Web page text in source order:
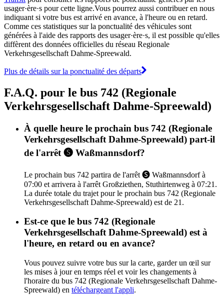
usager·ère·s pour cette ligne.Vous pourrez aussi contribuer en nous
indiquant si votre bus est arrivé en avance, à l'heure ou en retard.
Comme ces statistiques sur la ponctualité des véhicules sont
générées à l'aide des rapports des usager·ère·s, il est possible qu'elles
diffèrent des données officielles du réseau Regionale
Verkehrsgesellschaft Dahme-Spreewald.
Plus de détails sur la ponctualité des départs
F.A.Q. pour le bus 742 (Regionale
Verkehrsgesellschaft Dahme-Spreewald)
À quelle heure le prochain bus 742 (Regionale
Verkehrsgesellschaft Dahme-Spreewald) part-il
de l'arrêt 🅢 Waßmannsdorf?
Le prochain bus 742 partira de l'arrêt 🅢 Waßmannsdorf à
07:00 et arrivera à l'arrêt Großziethen, Stuthirtenweg à 07:21.
La durée totale du trajet pour le prochain bus 742 (Regionale
Verkehrsgesellschaft Dahme-Spreewald) est de 21.
Est-ce que le bus 742 (Regionale
Verkehrsgesellschaft Dahme-Spreewald) est à
l'heure, en retard ou en avance?
Vous pouvez suivre votre bus sur la carte, garder un œil sur
les mises à jour en temps réel et voir les changements à
l'horaire du bus 742 (Regionale Verkehrsgesellschaft Dahme-
Spreewald) en téléchargeant l'appli.